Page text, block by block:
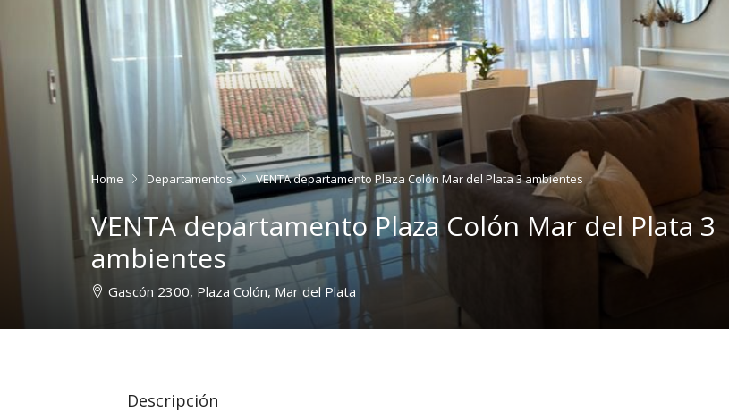
Home Departamentos VENTA departamento Plaza Colón Mar del Plata 3 ambientes
VENTA departamento Plaza Colón Mar del Plata 3
ambientes
Gascón 2300, Plaza Colón, Mar del Plata
Descripción